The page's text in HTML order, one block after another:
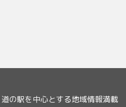
の駅を中心とする地域情報満載